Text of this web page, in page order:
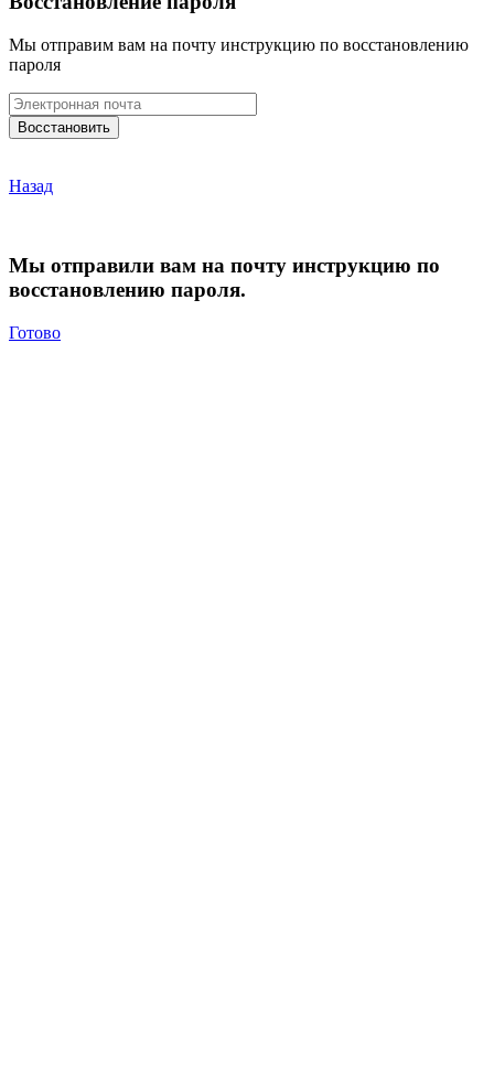
Мы отправим вам на почту инструкцию по восстановлению
пароля
Назад
Мы отправили вам на почту инструкцию по
восстановлению пароля.
Готово